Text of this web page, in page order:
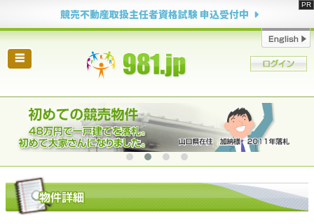
競売不動産取扱主任者資格試験 申込受付中
☰